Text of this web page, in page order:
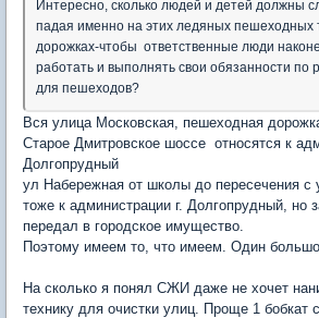
Интересно, сколько людей и детей должны
падая именно на этих ледяных пешеходных
дорожках-чтобы ответственные люди
работать и выполнять свои обязанности по
для пешеходов?
Вся улица Московская, пешеходная
Старое Дмитровское шоссе относятся к
Долгопрудный
ул Набережная от школы до пересечения с
тоже к администрации г. Долгопрудный, но
передал в городское имущество.
Поэтому имеем то, что имеем. Один
На сколько я понял СЖИ даже не хочет
технику для очистки улиц. Проще 1 бобкат